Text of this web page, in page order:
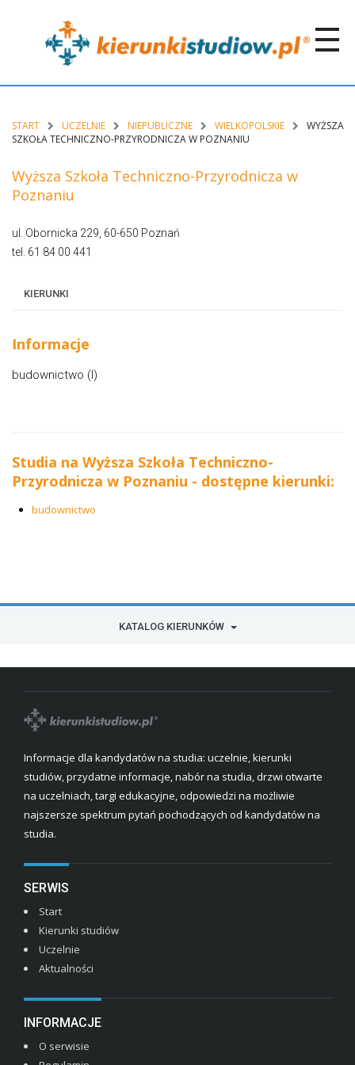
START UCZELNIE NIEPUBLICZNE WIELKOPOLSKIE
WYŻSZA
SZKOŁA TECHNICZNO-PRZYRODNICZA W POZNANIU
Wyższa Szkoła Techniczno-Przyrodnicza w
Poznaniu
ul. Obornicka 229, 60-650 Poznań
tel. 61 84 00 441
KIERUNKI
Informacje
budownictwo (I)
Studia na Wyższa Szkoła Techniczno-
Przyrodnicza w Poznaniu - dostępne kierunki:
budownictwo
KATALOG KIERUNKÓW
Informacje dla kandydatów na studia: uczelnie, kierunki
studiów, przydatne informacje, nabór na studia, drzwi otwarte
na uczelniach, targi edukacyjne, odpowiedzi na możliwie
najszersze spektrum pytań pochodzących od kandydatów na
studia.
SERWIS
Start
Kierunki studiów
Uczelnie
Aktualności
INFORMACJE
O serwisie